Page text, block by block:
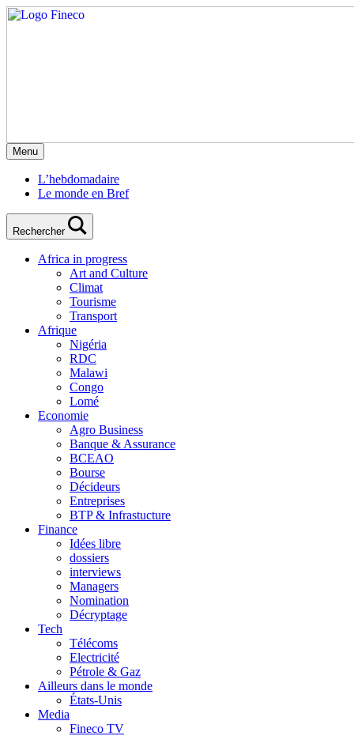
Menu
L’hebdomadaire
Le monde en Bref
Rechercher
Africa in progress
Art and Culture
Climat
Tourisme
Transport
Afrique
Nigéria
RDC
Malawi
Congo
Lomé
Economie
Agro Business
Banque & Assurance
BCEAO
Bourse
Décideurs
Entreprises
BTP & Infrastucture
Finance
Idées libre
dossiers
interviews
Managers
Nomination
Décryptage
Tech
Télécoms
Electricité
Pétrole & Gaz
Ailleurs dans le monde
États-Unis
Media
Fineco TV